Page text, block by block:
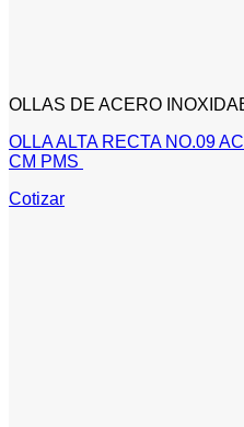
OLLAS DE ACERO
OLLA ALTA RECTA NO.09
CM PMS
Cotizar